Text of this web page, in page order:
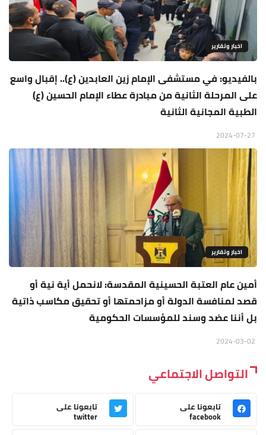
اخبار وتقارير
بالفيديو: في مستشفى الإمام زين العابدين (ع).. إقبال واسع
على المرحلة الثانية من مبادرة عطاء الإمام الحسين (ع)
الطبية المجانية الثانية
اخبار وتقارير
أمين عام العتبة الحسينية المقدسة: لانحمل أية نية أو
قصد لمنافسة الدولة أو مزاحمتها أو تحقيق مكاسب ذاتية
بل أننا عضد وسند للمؤسسات الحكومية
التواصل الاجتماعي
تابعونا على
facebook
تابعونا على
twitter